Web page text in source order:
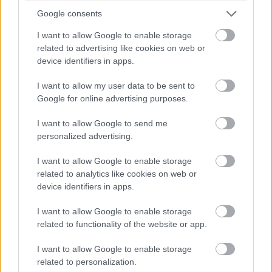
Google consents
I want to allow Google to enable storage
related to advertising like cookies on web or
device identifiers in apps.
I want to allow my user data to be sent to
Google for online advertising purposes.
I want to allow Google to send me
personalized advertising.
I want to allow Google to enable storage
related to analytics like cookies on web or
device identifiers in apps.
I want to allow Google to enable storage
related to functionality of the website or app.
I want to allow Google to enable storage
related to personalization.
Brundle hozza majd a célba a P2 5-6. helyéért
harcoló lengyel autót. Nagyon szép versenyt teljesített az
Inter Europol, minden elismerést megérdemelnek.
Amit viszont le lehetne, az Frijns 10 másodperces
WRT emelőjével, így az utolsó kerékcserénél valamennyit
biztosan veszítenek majd.
A Próban Pier Guidi és Garcia között 50 másodperc
van. Ezt egy safety car éppen-éppen lenullázhatja még, de
erőből ezt még annyira se lehet itt ledolgozni, ahogy a 100-at
az amatőrök között.
A különbség nagyjából 1:40, lesz még 20 kör, ez